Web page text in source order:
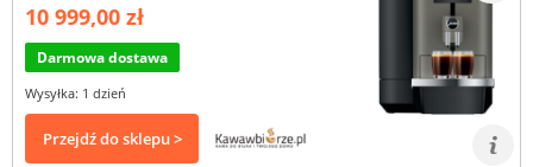
10 999,00 zł
Darmowa dostawa
Wysyłka: 1 dzień
Przejdź do sklepu >